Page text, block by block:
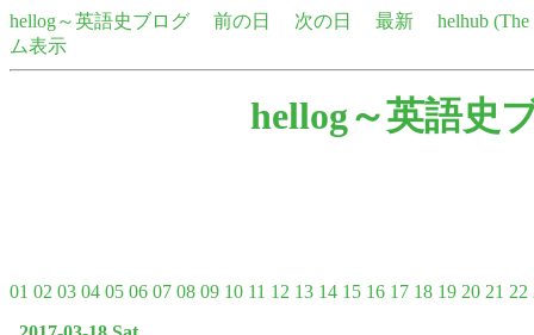
hellog～英語史ブログ 前の日 次の日 最新
helhub
ム表示
hellog～英語史
01 02 03 04 05 06 07 08 09 10 11 12 13 14 15 16 17 18 19 20 21 22